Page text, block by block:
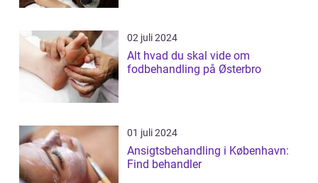
02 juli 2024
Alt hvad du skal vide om
fodbehandling på Østerbro
01 juli 2024
Ansigtsbehandling i København:
Find behandler